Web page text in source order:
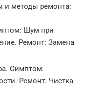
и методы ремонта:
Шум при
Ремонт: Замена
Симптом:
Ремонт: Чистка